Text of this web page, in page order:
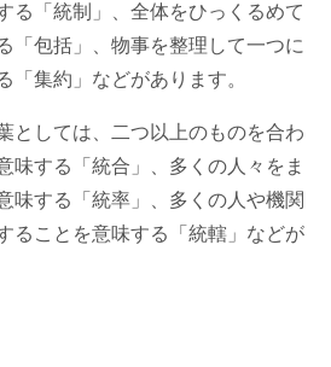
る「統制」、全体をひっくるめて
「包括」、物事を整理して一つに
「集約」などがあります。
としては、二つ以上のものを合わ
味する「統合」、多くの人々をま
味する「統率」、多くの人や機関
ることを意味する「統轄」などが